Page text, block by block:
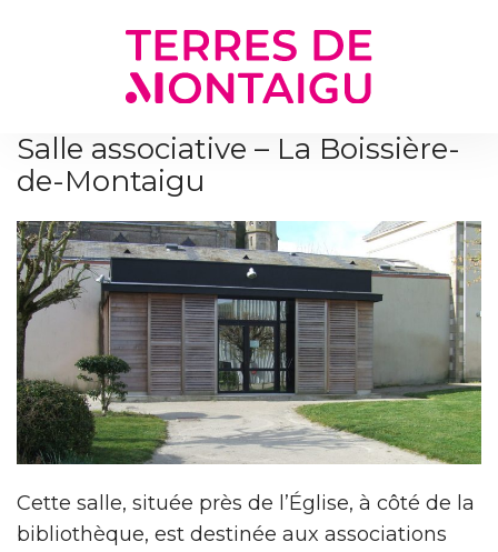
Salle associative – La Boissière-
de-Montaigu
Cette salle, située près de l’Église, à côté de la
bibliothèque, est destinée aux associations